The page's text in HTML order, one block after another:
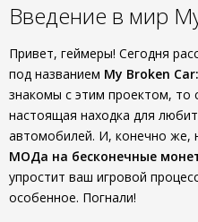
Введение в мир
Привет, геймеры! Сегодня
под названием My Broken
знакомы с этим проектом, то
настоящая находка для
автомобилей. И, конечно же,
МОДа на бесконечные
упростит ваш игровой
особенное. Погнали!